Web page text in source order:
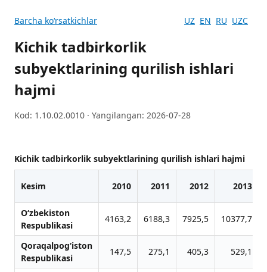
Barcha koʻrsatkichlar UZ EN RU UZC
Kichik tadbirkorlik
subyektlarining qurilish ishlari
hajmi
Kod: 1.10.02.0010 · Yangilangan: 2026-07-28
Kichik tadbirkorlik subyektlarining qurilish ishlari hajmi
Kesim 2010 2011 2012 2013
O‘zbekiston
Respublikasi
4163,2 6188,3 7925,5 10377,7
Qoraqalpog‘iston
Respublikasi
147,5 275,1 405,3 529,1